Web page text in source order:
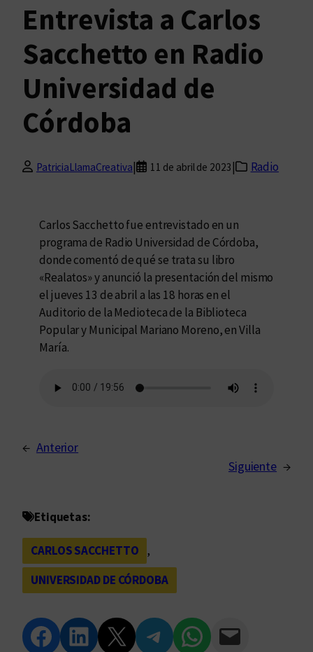
Entrevista a Carlos
Sacchetto en Radio
Universidad de
Córdoba
PatriciaLlamaCreativa| 11 de abril de 2023 | Radio
Carlos Sacchetto fue entrevistado en un
programa de Radio Universidad de Córdoba,
donde comentó de qué se trata su libro
«Realatos» y anunció la presentación del mismo
el jueves 13 de abril a las 18 horas en el
Auditorio de la Medioteca de la Biblioteca
Popular y Municipal Mariano Moreno, en Villa
María.
← Anterior
Siguiente →
Etiquetas:
CARLOS SACCHETTO
,
UNIVERSIDAD DE CÓRDOBA
Compartir en Facebook Compartir en LinkedIn Compartir en Twitter Compartir en Telegram Compartir en WhatsApp Compartir vía Email